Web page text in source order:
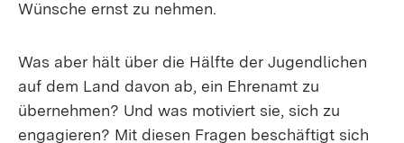
Wünsche ernst zu nehmen.
Was aber hält über die Hälfte der Jugendlichen
auf dem Land davon ab, ein Ehrenamt zu
übernehmen? Und was motiviert sie, sich zu
engagieren? Mit diesen Fragen beschäftigt sich